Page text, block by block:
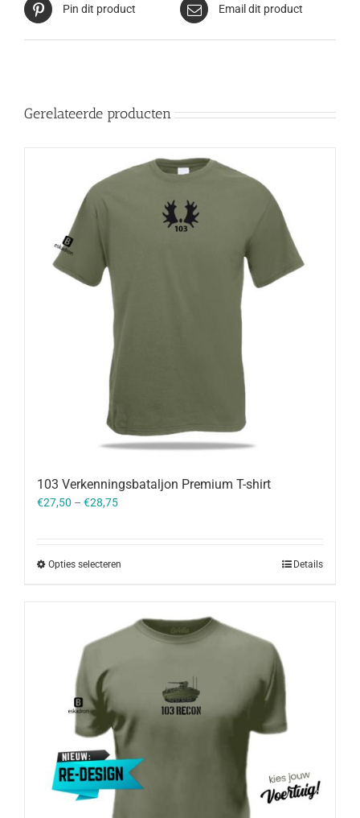
Pin dit product Email dit product
Gerelateerde producten
103 Verkenningsbataljon Premium T-shirt
€27,50 – €28,75
Opties selecteren Details